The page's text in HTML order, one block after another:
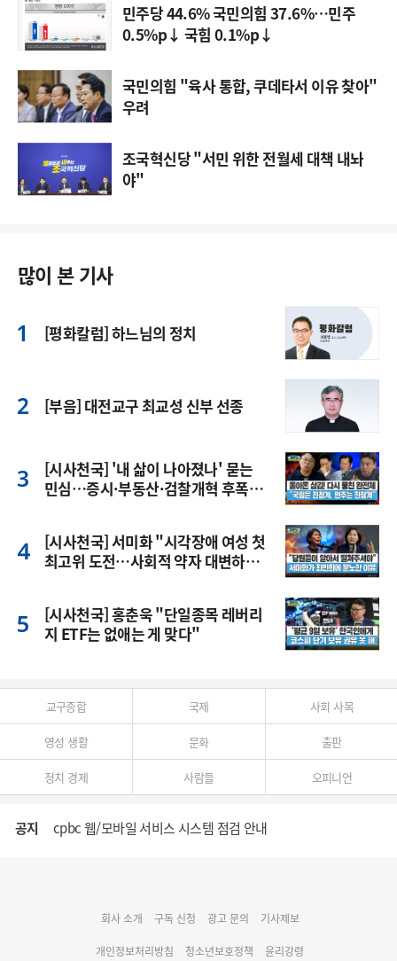
민주당 44.6% 국민의힘 37.6%…민주
0.5%p↓ 국힘 0.1%p↓
국민의힘 "육사 통합, 쿠데타서 이유 찾아"
우려
조국혁신당 "서민 위한 전월세 대책 내놔
야"
많이 본 기사
[평화칼럼] 하느님의 정치
[부음] 대전교구 최교성 신부 선종
[시사천국] '내 삶이 나아졌나' 묻는
민심…증시·부동산·검찰개혁 후폭
[시사천국] 서미화 "시각장애 여성 첫
최고위 도전…사회적 약자 대변하겠
[시사천국] 홍춘욱 "단일종목 레버리
지 ETF는 없애는 게 맞다"
교구종합 국제 사회 사목
영성 생활 문화 출판
정치 경제 사람들 오피니언
공지 cpbc 웹/모바일 서비스 시스템 점검 안내
명동 미디어큐브 & 1898 미디어월 공모전 수상작 발표
회사 소개 구독 신청 광고 문의 기사제보
개인정보처리방침 청소년보호정책 윤리강령